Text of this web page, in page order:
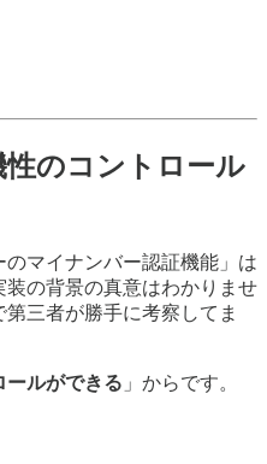
性のコントロール
マイナンバー認証機能」は
の背景の真意はわかりませ
三者が勝手に考察してま
ールができる 」からです。